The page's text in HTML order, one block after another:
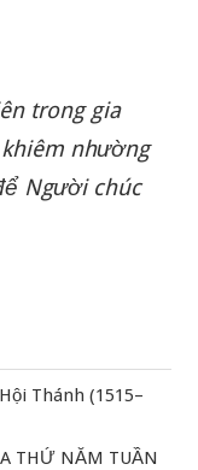
trong gia
nhường
Người chúc
Thánh (1515–
THỨ NĂM TUẦN